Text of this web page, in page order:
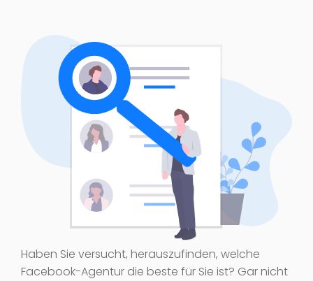
Haben Sie versucht, herauszufinden, welche
Facebook-Agentur die beste für Sie ist? Gar nicht